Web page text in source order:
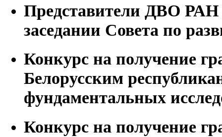
Представители ДВО РАН
заседании Совета по
Конкурс на получение
Белорусским
фундаментальных
Конкурс на получение